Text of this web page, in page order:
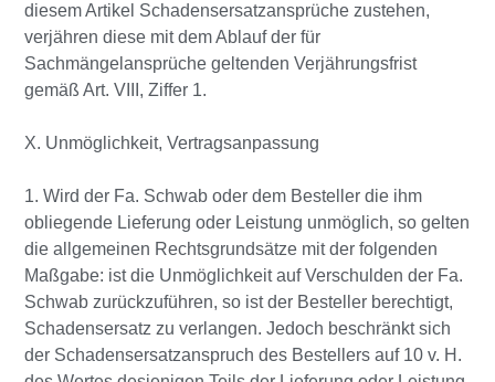
diesem Artikel Schadensersatzansprüche zustehen,
verjähren diese mit dem Ablauf der für
Sachmängelansprüche geltenden Verjährungsfrist
gemäß Art. VIII, Ziffer 1.
X. Unmöglichkeit, Vertragsanpassung
1. Wird der Fa. Schwab oder dem Besteller die ihm
obliegende Lieferung oder Leistung unmöglich, so gelten
die allgemeinen Rechtsgrundsätze mit der folgenden
Maßgabe: ist die Unmöglichkeit auf Verschulden der Fa.
Schwab zurückzuführen, so ist der Besteller berechtigt,
Schadensersatz zu verlangen. Jedoch beschränkt sich
der Schadensersatzanspruch des Bestellers auf 10 v. H.